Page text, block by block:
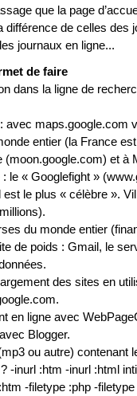
que la page
différence de celles des
journaux en ligne...
de faire
dans la ligne de
: avec maps.google.com
entier (la France
(moon.google.com) et à
le « Googlefight »
le plus « célèbre ».
du monde entier
de poids : Gmail, le
des sites en
en ligne avec
Blogger.
ou autre) contenant
-inurl :htm -inurl :html
-filetype :php -